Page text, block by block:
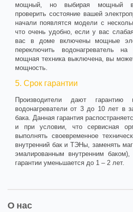
мощный, но выбирая мощный
проверить состояние вашей
начали появлятся модели с
что очень удобно, если у вас
вас в доме включены мощные
переключить водонагреватель
мощная техника выключена, вы
мощность.
5. Срок гарантии
Производители дают гарантию
водонагреватели от 3 до 10 лет в
бака. Данная гарантия
и при условии, что сервисная
выполнять своевременное
внутренний бак и ТЭНы, заменять
эмалированным внутренним
гарантии уменьшается до 1 – 2 лет.
О нас